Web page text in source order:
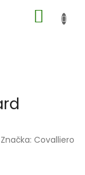
KOŠÍK
Značka:Covalliero